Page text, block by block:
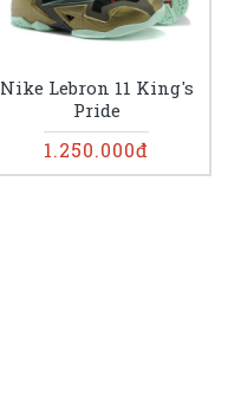
Nike Lebron 11 King's
Pride
1.250.000đ